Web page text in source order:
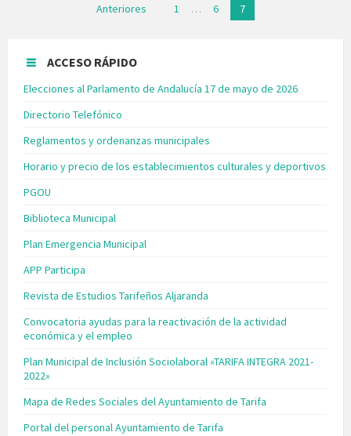
Anteriores 1 … 6 7
ACCESO RÁPIDO
Elecciones al Parlamento de Andalucía 17 de mayo de 2026
Directorio Telefónico
Reglamentos y ordenanzas municipales
Horario y precio de los establecimientos culturales y deportivos
PGOU
Biblioteca Municipal
Plan Emergencia Municipal
APP Participa
Revista de Estudios Tarifeños Aljaranda
Convocatoria ayudas para la reactivación de la actividad
económica y el empleo
Plan Municipal de Inclusión Sociolaboral «TARIFA INTEGRA 2021-
2022»
Mapa de Redes Sociales del Ayuntamiento de Tarifa
Portal del personal Ayuntamiento de Tarifa